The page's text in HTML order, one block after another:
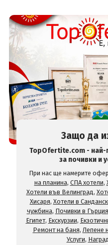
Защо да
TopOfertite.com - най-
за почивки и
При нас ще намерите
на планина, СПА хотели,
Хотели във Велинград,
Хисаря, Хотели в
чужбина, Почивки в Гърция
Египет, Екскурзии,
Ремонт на баня, Лепене
Услуги,